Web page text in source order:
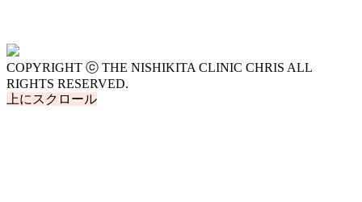
COPYRIGHT ⓒ THE NISHIKITA CLINIC CHRIS ALL
RIGHTS RESERVED.
上にスクロール